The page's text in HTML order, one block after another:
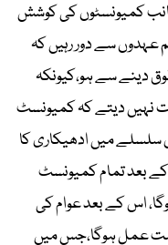
کمیونسٹوں کی کوشش
عہدوں سے دور رہیں کہ
دینے سے ہو،کیونکہ
نہیں دیتے کہ کمیونسٹ
سلسلے میں ادھیکاری کا
بعد تمام کمیونسٹ
اس کے بعد عوام کی
عمل ہوگا،جس میں